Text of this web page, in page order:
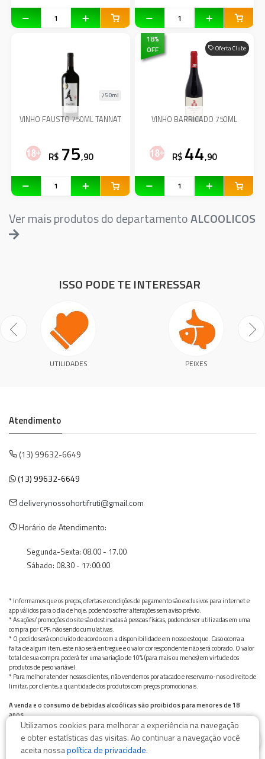
VINHO FAUSTO 750ML TANNAT
750ml
R$ 75,90
Oferta Clube
18%
OFF
VINHO BARRICADO 750ML
R$ 44,90
Ver mais produtos do departamentoALCOOLICOS
ISSO PODE TE INTERESSAR
UTILIDADES PEIXES
Atendimento
(13) 99632-6649
(13) 99632-6649
deliverynossohortifruti@gmail.com
Horário de Atendimento:
Segunda-Sexta: 08.00 - 17.00
Sábado: 08.30 - 17:00:00
* Informamos que os preços, ofertas e condições de pagamento são exclusivos para internet e
app válidos para o dia de hoje, podendo sofrer alterações sem aviso prévio.
* As ações/promoções do site são destinadas à pessoas físicas, podendo ser utilizadas em uma
compra por CPF, não sendo cumulativas.
* O pedido será concluído de acordo com a disponibilidade em nosso estoque. Caso ocorra a
falta de algum item, este não será entregue e o valor correspondente não será cobrado. O valor
total de sua compra poderá ter uma variação de 10% (para mais ou menos) em virtude dos
produtos de peso variável.
* Para melhor atender nossos clientes, não vendemos por atacado e reservamo-nos o direito de
limitar, por cliente, a quantidade dos produtos com preços promocionais.
A venda e o consumo de bebidas alcoólicas são proibidos para menores de 18
anos.
Bebida alcoólica pode causar dependência química e, em excesso, provoca graves males à saúde.
Beba com moderação
Utilizamos cookies para melhorar a experiência na navegação
e obter estatísticas das visitas. Ao continuar a navegação você
aceita nossapolítica de privacidade.